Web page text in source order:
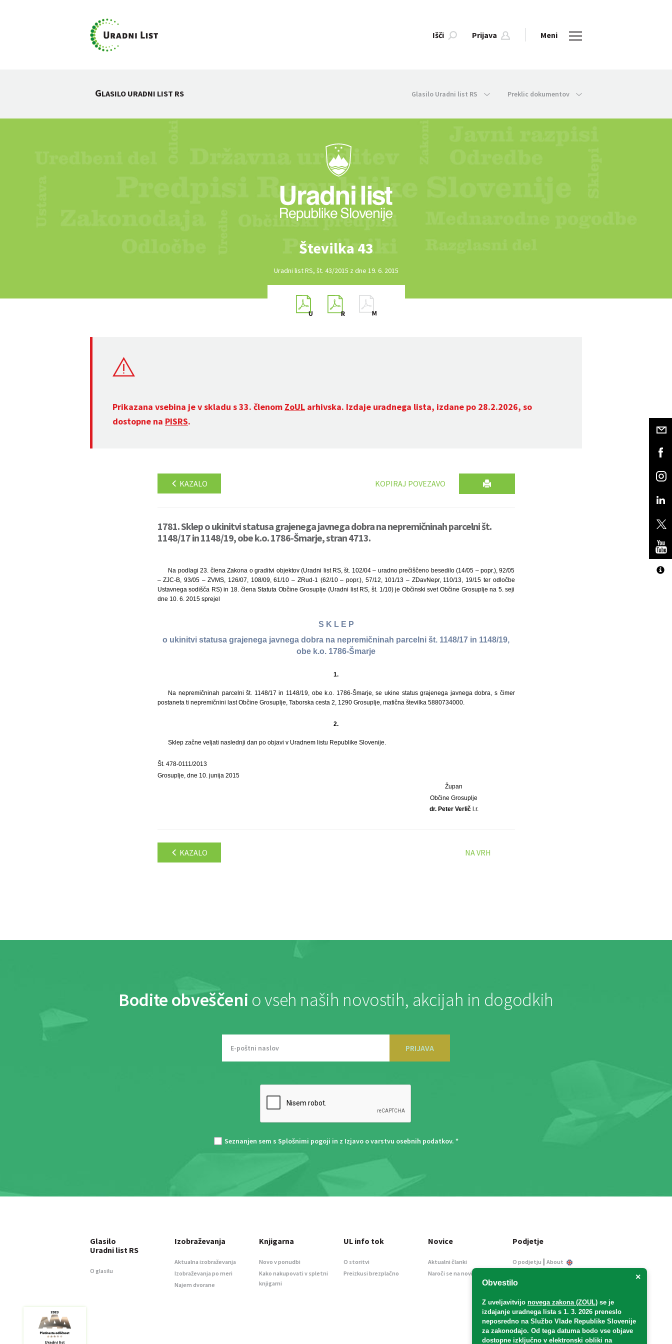
Išči Prijava Meni
GLASILO URADNI LIST RS Glasilo Uradni list RS Preklic dokumentov
Številka 43
Uradni list RS, št. 43/2015 z dne 19. 6. 2015
Prikazana vsebina je v skladu s 33. členom ZoUL arhivska. Izdaje uradnega lista, izdane po 28.2.2026, so
dostopne na PISRS.
KAZALO KOPIRAJ POVEZAVO
1781. Sklep o ukinitvi statusa grajenega javnega dobra na nepremičninah parcelni št.
1148/17 in 1148/19, obe k.o. 1786-Šmarje, stran 4713.
Na podlagi 23. člena Zakona o graditvi objektov (Uradni list RS, št. 102/04 – uradno prečiščeno besedilo (14/05 – popr.), 92/05
– ZJC-B, 93/05 – ZVMS, 126/07, 108/09, 61/10 – ZRud-1 (62/10 – popr.), 57/12, 101/13 – ZDavNepr, 110/13, 19/15 ter odločbe
Ustavnega sodišča RS) in 18. člena Statuta Občine Grosuplje (Uradni list RS, št. 1/10) je Občinski svet Občine Grosuplje na 5. seji
dne 10. 6. 2015 sprejel
S K L E P
o ukinitvi statusa grajenega javnega dobra na nepremičninah parcelni št. 1148/17 in 1148/19,
obe k.o. 1786-Šmarje
1.
Na nepremičninah parcelni št. 1148/17 in 1148/19, obe k.o. 1786-Šmarje, se ukine status grajenega javnega dobra, s čimer
postaneta ti nepremičnini last Občine Grosuplje, Taborska cesta 2, 1290 Grosuplje, matična številka 5880734000.
2.
Sklep začne veljati naslednji dan po objavi v Uradnem listu Republike Slovenije.
Št. 478-0111/2013
Grosuplje, dne 10. junija 2015
Župan
Občine Grosuplje
dr. Peter Verličl.r.
KAZALO NA VRH
Bodite obveščeni o vseh naših novostih, akcijah in dogodkih
PRIJAVA
Seznanjen sem s Splošnimi pogoji in z Izjavo o varstvu osebnih podatkov. *
×
Obvestilo
Z uveljavitvijo novega zakona (ZOUL) se je
izdajanje uradnega lista s 1. 3. 2026 preneslo
neposredno na Službo Vlade Republike Slovenije
za zakonodajo. Od tega datuma bodo vse objave
dostopne izključno v elektronski obliki na
Glasilo
Uradni list RS
O glasilu
Izobraževanja
Aktualna izobraževanja
Izobraževanja po meri
Najem dvorane
Knjigarna
Novo v ponudbi
Kako nakupovati v spletni
knjigarni
UL info tok
O storitvi
Preizkusi brezplačno
Novice
Aktualni članki
Naroči se na novice
Podjetje
O podjetju | About
Informacije javnega
Oglaševanje
Splošni pogoji
Izjava o varstvu osebnih
podatkov